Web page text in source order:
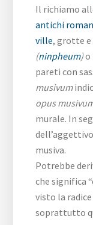
Il richiamo
antichi
ville, grotte
(ninpheum)o
pareti con
musivum
opus
murale. In
dell’aggettivo
musiva.
Potrebbe
che significa
visto la
soprattutto